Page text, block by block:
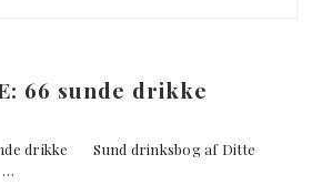
66 sunde drikke
drikke Sund drinksbog af Ditte